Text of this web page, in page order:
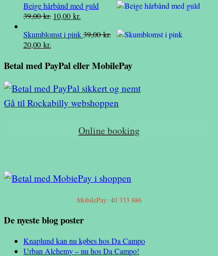
pris
var:
pris
er:
Beige hårbånd med guld
39,00kr. Den
pris
10,00 kr.
pris
Skumblomst i pink39,00kr.
Den
pris
39,00 kr..
20,00 kr.
pris
20,00 kr..
Betal med PayPal eller MobilePay
Gå til Rockabilly webshoppen
Online booking
MobilePay: 40 333 886
De nyeste blog poster
Knaplund kan nu købes hos Da Campo
Urban Alchemy – nu hos Da Campo!